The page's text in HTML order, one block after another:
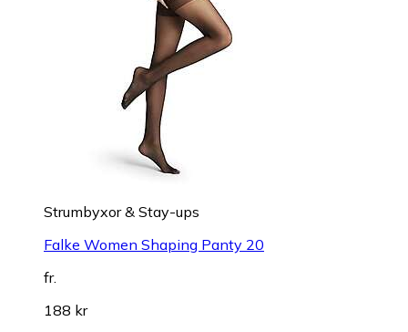
Strumbyxor & Stay-ups
Falke Women Shaping Panty 20
fr.
188 kr